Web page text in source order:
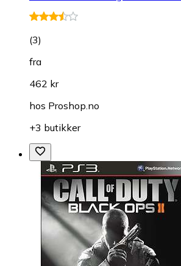
(3)
fra
462 kr
hos Proshop.no
+3 butikker